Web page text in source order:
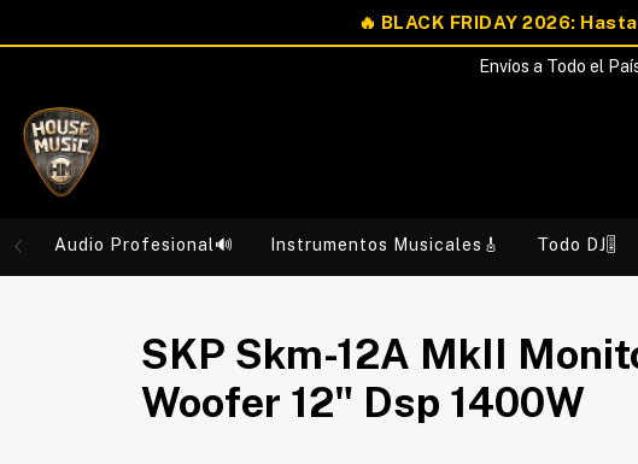
Envíos a Todo el
Audio Profesional🔊 Instrumentos Musicales🎸 Todo DJ🎚️
SKP Skm-12A MkII
Woofer 12" Dsp 1400W